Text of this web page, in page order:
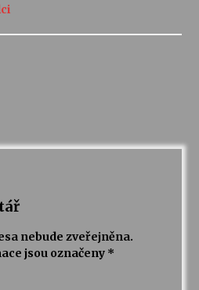
Čapka
nebude zveřejněna.
jsou označeny *